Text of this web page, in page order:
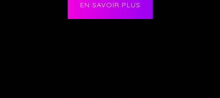
EN SAVOIR PLUS